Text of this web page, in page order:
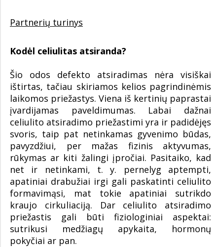
Partnerių turinys
Kodėl celiulitas atsiranda?
Šio odos defekto atsiradimas nėra visiškai
ištirtas, tačiau skiriamos kelios pagrindinėmis
laikomos priežastys. Viena iš kertinių paprastai
įvardijamas paveldimumas. Labai dažnai
celiulito atsiradimo priežastimi yra ir padidėjęs
svoris, taip pat netinkamas gyvenimo būdas,
pavyzdžiui, per mažas fizinis aktyvumas,
rūkymas ar kiti žalingi įpročiai. Pasitaiko, kad
net ir netinkami, t. y. pernelyg aptempti,
apatiniai drabužiai irgi gali paskatinti celiulito
formavimąsi, mat tokie apatiniai sutrikdo
kraujo cirkuliaciją. Dar celiulito atsiradimo
priežastis gali būti fiziologiniai aspektai:
sutrikusi medžiagų apykaita, hormonų
pokyčiai ar pan.